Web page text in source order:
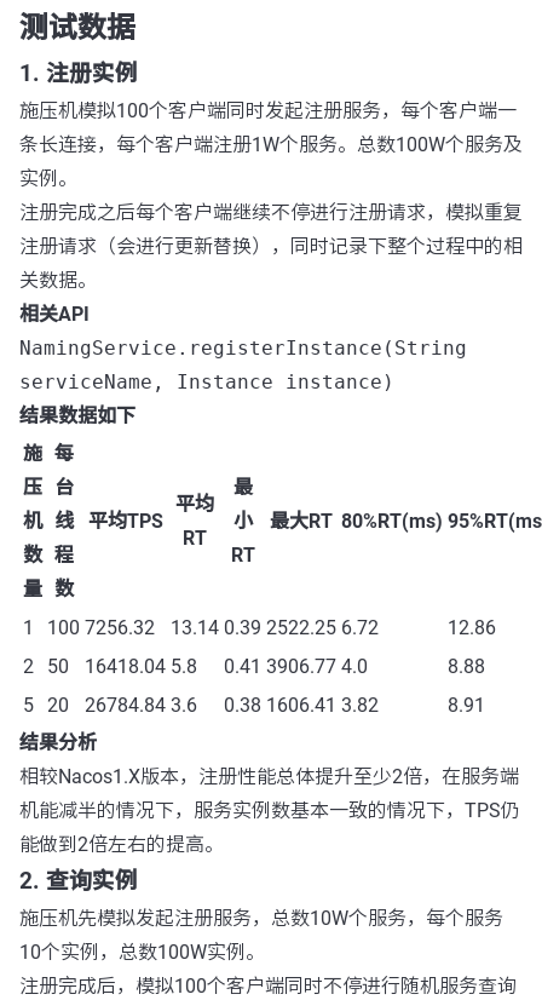
测试数据
1. 注册实例
施压机模拟100个客户端同时发起注册服务，每个客户端一
条长连接，每个客户端注册1W个服务。总数100W个服务及
实例。
注册完成之后每个客户端继续不停进行注册请求，模拟重复
注册请求（会进行更新替换），同时记录下整个过程中的相
关数据。
相关API
NamingService.registerInstance(String
serviceName, Instance instance)
结果数据如下
施
压
机
数
量
每
台
线
程
数
平均TPS
平均
RT
最
小
RT
最大RT 80%RT(ms)
1 100 7256.32 13.14 0.39 2522.25 6.72
12.86
2
50 16418.04 5.8 0.41 3906.77 4.0
8.88
5
20 26784.84 3.6 0.38 1606.41 3.82
8.91
结果分析
相较Nacos1.X版本，注册性能总体提升至少2倍，在服务端
机能减半的情况下，服务实例数基本一致的情况下，TPS仍
能做到2倍左右的提高。
2. 查询实例
施压机先模拟发起注册服务，总数10W个服务，每个服务
10个实例，总数100W实例。
注册完成后，模拟100个客户端同时不停进行随机服务查询